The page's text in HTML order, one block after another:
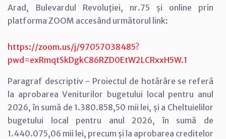
Arad, Bulevardul Revoluției, nr.75 și online prin
platforma ZOOM accesând următorul link:
https://zoom.us/j/97057038485?
pwd=exRmqtSkDgkC86RZD0EtW2LCRxxH5W.1
Paragraf descriptiv - Proiectul de hotărâre se referă
la aprobarea Veniturilor bugetului local pentru anul
2026, în sumă de 1.380.858,50 mii lei, și a Cheltuielilor
bugetului local pentru anul 2026, în sumă de
1.440.075,06 mii lei, precum și la aprobarea creditelor